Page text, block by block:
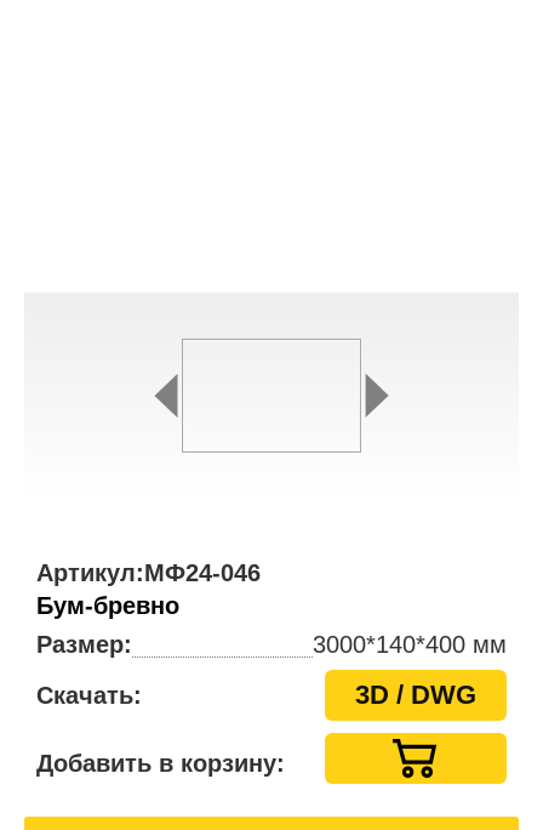
Артикул:МФ24-046
Бум-бревно
Размер:
3000*140*400 мм
Скачать:
3D / DWG
Добавить в корзину: